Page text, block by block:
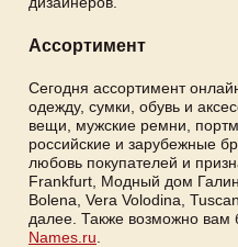
Ассортимент
Сегодня ассортимент
одежду, сумки, обувь и
вещи, мужские ремни,
российские и зарубежные
любовь покупателей и
Frankfurt, Модный дом
Bolena, Vera Volodina,
далее. Также возможно вам
Names.ru